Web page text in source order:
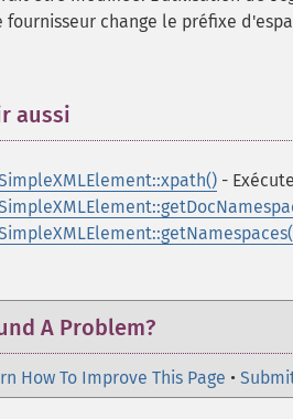
fournisseur change le préfixe
aussi
-
A Problem?
How To Improve This Page •